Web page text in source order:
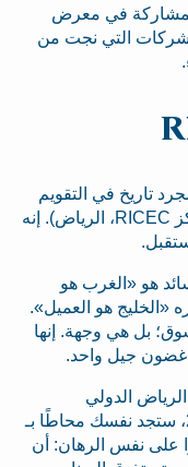
والمشاركة في معرض
التي نجت من
هو أكثر من مجرد تاريخ في التقويم
(15-17 يونيو) وأكثر من مجرد موقع (مركز RICEC، الرياض). إنه
هو «الغرب هو
«الخليج هو العميل».
بل هي وجهة. إنها
غضون جيل واحد.
الدولي
للمؤتمرات والمعارض في 15 يونيو 2026، ستجد نفسك محاطًا بـ
على نفس الرهان: أن